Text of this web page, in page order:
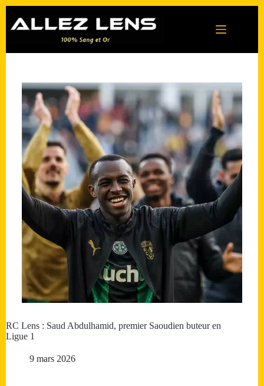
contenu
RC Lens : Saud Abdulhamid, premier Saoudien buteur en
Ligue 1
9 mars 2026